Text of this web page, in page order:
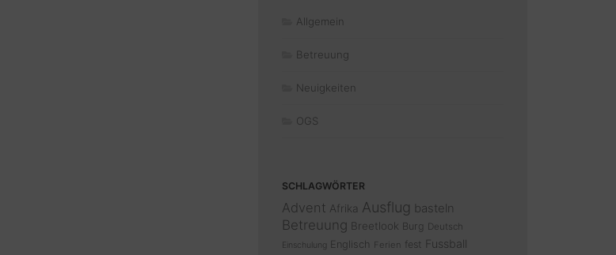
Allgemein
Betreuung
Neuigkeiten
OGS
SCHLAGWÖRTER
Advent Afrika Ausflug basteln
Betreuung Breetlook Burg Deutsch
Einschulung Englisch Ferien fest Fussball